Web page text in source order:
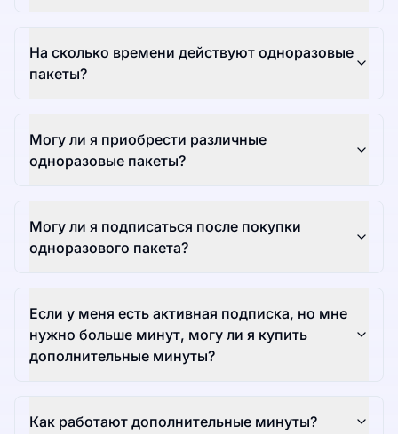
На сколько времени действуют одноразовые
пакеты?
Могу ли я приобрести различные
одноразовые пакеты?
Могу ли я подписаться после покупки
одноразового пакета?
Если у меня есть активная подписка, но мне
нужно больше минут, могу ли я купить
дополнительные минуты?
Как работают дополнительные минуты?